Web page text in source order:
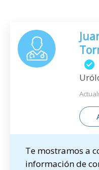
Te mostramos a
información de